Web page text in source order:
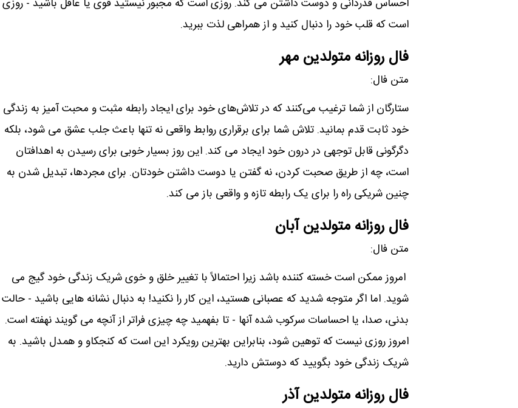
احساس قدردانی و دوست داشتن می کند. روزی است که مجبور نیستید قوی یا عاقل باشید - روزی
است که قلب خود را دنبال کنید و از همراهی لذت ببرید.
فال روزانه متولدین مهر
متن فال:
ستارگان از شما ترغیب می‌کنند که در تلاش‌های خود برای ایجاد رابطه مثبت و محبت آمیز به زندگی
خود ثابت قدم بمانید. تلاش شما برای برقراری روابط واقعی نه تنها باعث جلب عشق می شود، بلکه
دگرگونی قابل توجهی در درون خود ایجاد می کند. این روز بسیار خوبی برای رسیدن به اهدافتان
است، چه از طریق صحبت کردن، نه گفتن یا دوست داشتن خودتان. برای مجردها، تبدیل شدن به
چنین شریکی راه را برای یک رابطه تازه و واقعی باز می کند.
فال روزانه متولدین آبان
متن فال:
امروز ممکن است خسته کننده باشد زیرا احتمالاً با تغییر خلق و خوی شریک زندگی خود گیج می
شوید. اما اگر متوجه شدید که عصبانی هستید، این کار را نکنید! به دنبال نشانه هایی باشید - حالت
بدنی، صدا، یا احساسات سرکوب شده آنها - تا بفهمید چه چیزی فراتر از آنچه می گویند نهفته است.
امروز روزی نیست که توهین شود، بنابراین بهترین رویکرد این است که کنجکاو و همدل باشید. به
شریک زندگی خود بگویید که دوستش دارید.
فال روزانه متولدین آذر